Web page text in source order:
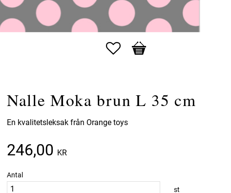
Favoriter
Kundvagn
Nalle Moka brun L 35 cm
En kvalitetsleksak från Orange toys
246,00 KR
Antal
st